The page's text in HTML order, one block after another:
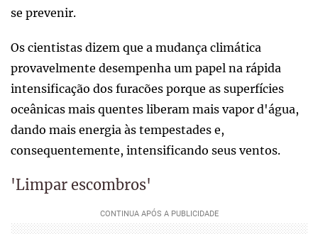
se prevenir.
Os cientistas dizem que a mudança climática
provavelmente desempenha um papel na rápida
intensificação dos furacões porque as superfícies
oceânicas mais quentes liberam mais vapor d'água,
dando mais energia às tempestades e,
consequentemente, intensificando seus ventos.
'Limpar escombros'